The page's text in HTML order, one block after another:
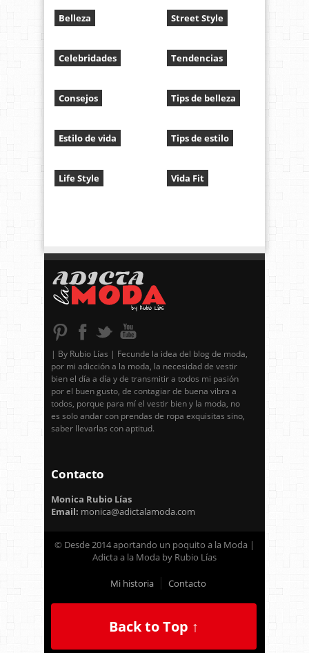
Belleza
Celebridades
Consejos
Estilo de vida
Life Style
Street Style
Tendencias
Tips de belleza
Tips de estilo
Vida Fit
| By Rubio Lías | Fecunde la idea del blog de moda,
por mi adicción a la moda, la necesidad de vestir
bien el día a día y de transmitir a todos mi pasión
por el buen gusto, de contagiar de buena vibra a
todos, porque para mí el vestir bien y la moda, no
es solo andar con prendas de ropa exquisitas sino,
saber llevarlas con aptitud.
Contacto
Monica Rubio Lías
Email: monica@adictalamoda.com
© Desde 2014 aportando un poquito a la Moda |
Adicta a la Moda by Rubio Lías
Mi historia Contacto
Back to Top ↑